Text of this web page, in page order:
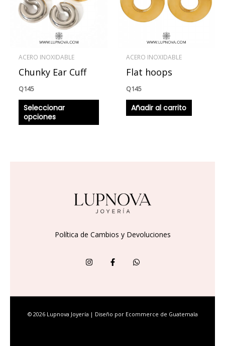
ACERO INOXIDABLE
Chunky Ear Cuff
Q145
Seleccionar
opciones
variantes.
la
de
ACERO INOXIDABLE
Flat hoops
Q145
Añadir al carrito
Política de Cambios y Devoluciones
© 2026 Lupnova Joyería | Diseño por Ecommerce de Guatemala